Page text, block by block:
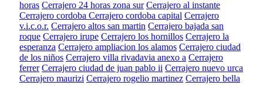
horas Cerrajero 24 horas zona sur Cerrajero al instante
Cerrajero cordoba Cerrajero cordoba capital Cerrajero
v.i.c.o.r. Cerrajero altos san martin Cerrajero bajada san
roque Cerrajero irupe Cerrajero los hornillos Cerrajero la
esperanza Cerrajero ampliacion los alamos Cerrajero ciudad
de los niños Cerrajero villa rivadavia anexo a Cerrajero
ferrer Cerrajero ciudad de juan pablo ii Cerrajero nuevo urca
Cerrajero maurizi Cerrajero rogelio martinez Cerrajero bella